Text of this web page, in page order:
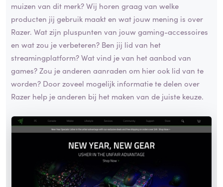
muizen van dit merk? Wij horen graag van welke
producten jij gebruik maakt en wat jouw mening is over
Razer. Wat zijn pluspunten van jouw gaming-accessoires
en wat zou je verbeteren? Ben jij lid van het
streamingplatform? Wat vind je van het aanbod van
games? Zou je anderen aanraden om hier ook lid van te
worden? Door zoveel mogelijk informatie te delen over
Razer help je anderen bij het maken van de juiste keuze.